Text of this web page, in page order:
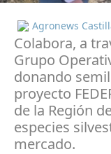
Agronews
Colabora, a
Grupo
donando
proyecto
de la Región
especies
mercado.